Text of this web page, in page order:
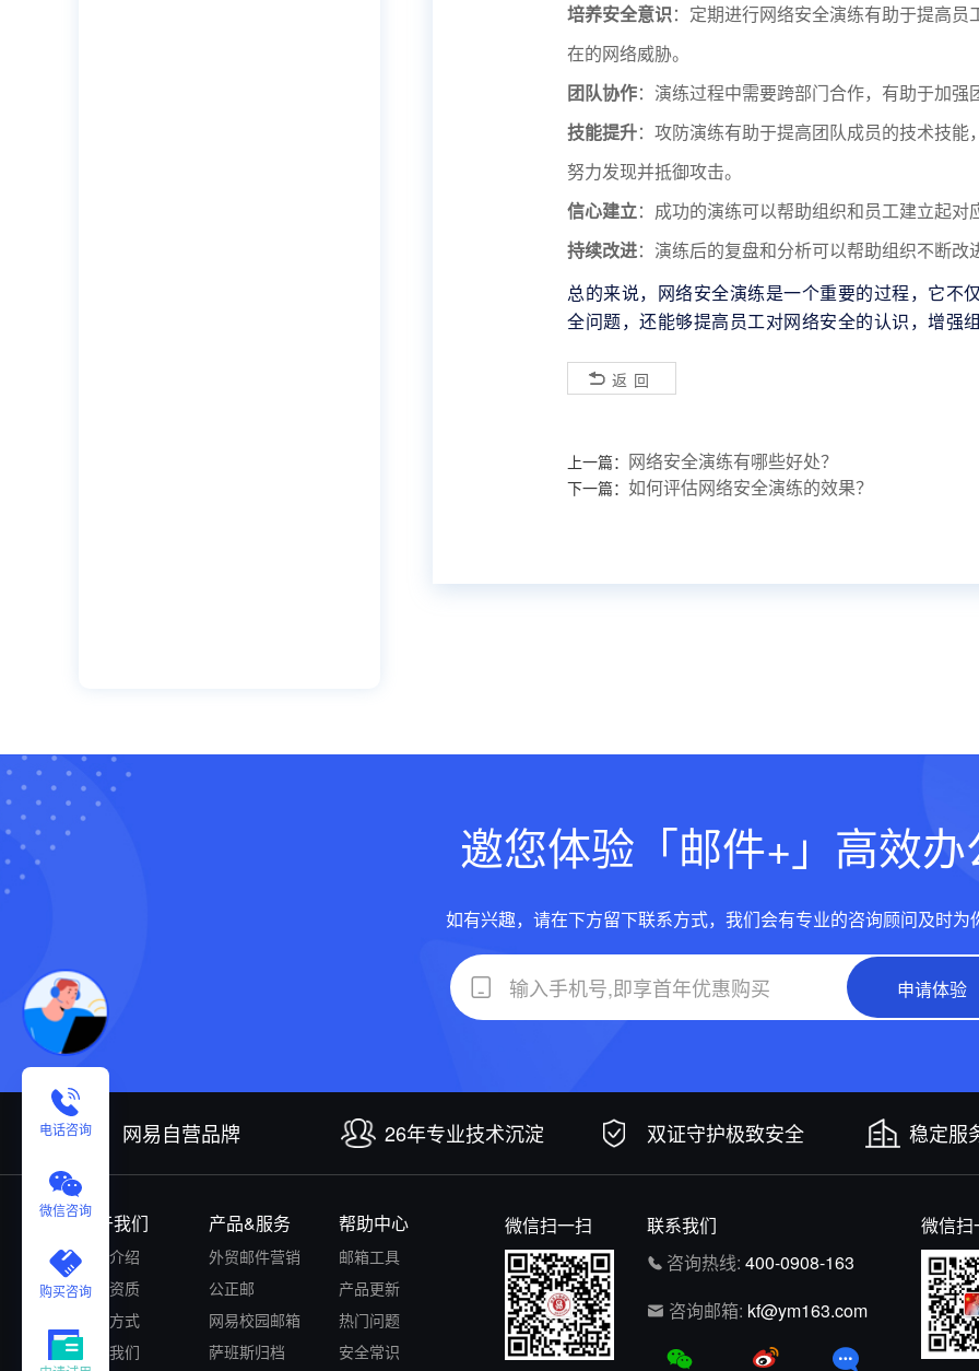
电话咨询
微信咨询
购买咨询
培养安全意识：定期进行网络安全演练有助于提高
在的网络威胁。
团队协作：演练过程中需要跨部门合作，有助于加强
技能提升：攻防演练有助于提高团队成员的技术技
努力发现并抵御攻击。
信心建立：成功的演练可以帮助组织和员工建立起
持续改进：演练后的复盘和分析可以帮助组织不断
总的来说，网络安全演练是一个重要的过程，它不
全问题，还能够提高员工对网络安全的认识，增强
返回
上一篇： 网络安全演练有哪些好处？
下一篇： 如何评估网络安全演练的效果？
邀您体验「邮件+」高效办
如有兴趣，请在下方留下联系方式，我们会有专业的咨询顾问及时为
申请体验
网易自营品牌 26年专业技术沉淀 双证守护极致安全 稳定服
关于我们
公司介绍
认证资质
付款方式
联系我们
产品&服务
外贸邮件营销
公正邮
网易校园邮箱
萨班斯归档
帮助中心
邮箱工具
产品更新
热门问题
安全常识
微信扫一扫
联系我们
咨询热线: 400-0908-163
咨询邮箱: kf@ym163.com
微信扫